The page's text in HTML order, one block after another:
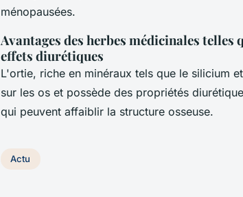
ménopausées.
Avantages des herbes médicinales
effets diurétiques
L'ortie, riche en minéraux tels que le silicium
sur les os et possède des propriétés
qui peuvent affaiblir la structure osseuse.
Actu